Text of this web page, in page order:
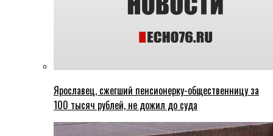
Ярославец, сжегший пенсионерку-общественницу за
100 тысяч рублей, не дожил до суда